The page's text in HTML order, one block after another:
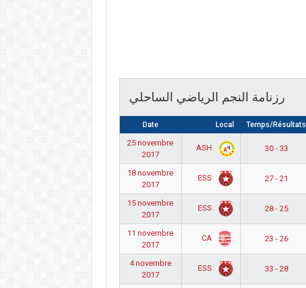
رزنامة النجم الرياضي الساحلي
Date Local Temps/Résultats
25 novembre
2017
ASH 30 - 33
18 novembre
2017
ESS 27 - 21
15 novembre
2017
ESS 28 - 25
11 novembre
2017
CA 23 - 26
4 novembre
2017
ESS 33 - 28